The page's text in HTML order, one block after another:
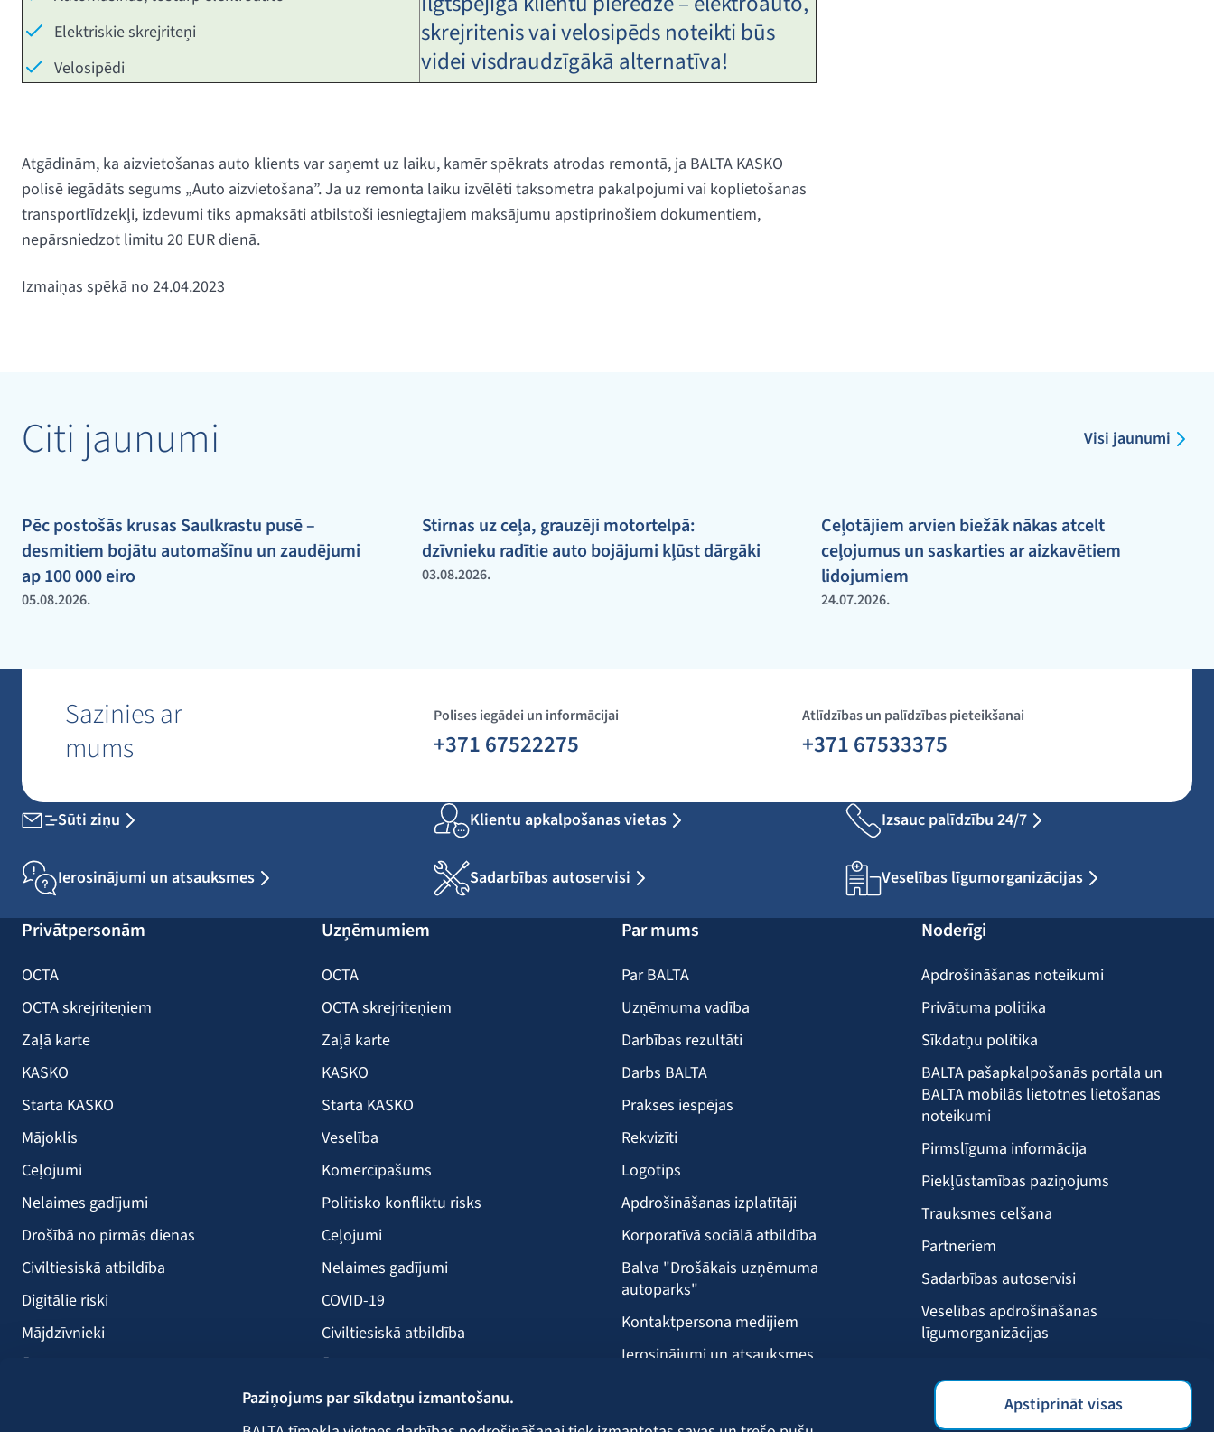
Paziņojums par sīkdatņu izmantošanu.
Apstiprināt visas
Elektriskie skrejriteņi
Velosipēdi
skrejritenis vai velosipēds noteikti būs
videi visdraudzīgākā alternatīva!
Atgādinām, ka aizvietošanas auto klients var saņemt uz laiku, kamēr spēkrats atrodas remontā, ja BALTA KASKO
polisē iegādāts segums „Auto aizvietošana”. Ja uz remonta laiku izvēlēti taksometra pakalpojumi vai koplietošanas
transportlīdzekļi, izdevumi tiks apmaksāti atbilstoši iesniegtajiem maksājumu apstiprinošiem dokumentiem,
nepārsniedzot limitu 20 EUR dienā.
Izmaiņas spēkā no 24.04.2023
Citi jaunumi Visi jaunumi
Pēc postošās krusas Saulkrastu pusē –
desmitiem bojātu automašīnu un zaudējumi
ap 100 000 eiro
05.08.2026.
Stirnas uz ceļa, grauzēji motortelpā:
dzīvnieku radītie auto bojājumi kļūst dārgāki
03.08.2026.
Ceļotājiem arvien biežāk nākas atcelt
ceļojumus un saskarties ar aizkavētiem
lidojumiem
24.07.2026.
Sazinies ar
mums
Polises iegādei un informācijai
+371 67522275
Atlīdzības un palīdzības pieteikšanai
+371 67533375
Sūti ziņu Klientu apkalpošanas vietas Izsauc palīdzību 24/7
Ierosinājumi un atsauksmes Sadarbības autoservisi Veselības līgumorganizācijas
Privātpersonām
OCTA
OCTA skrejriteņiem
Zaļā karte
KASKO
Starta KASKO
Mājoklis
Ceļojumi
Nelaimes gadījumi
Drošībā no pirmās dienas
Civiltiesiskā atbildība
Digitālie riski
Mājdzīvnieki
Ērces
Uzņēmumiem
OCTA
OCTA skrejriteņiem
Zaļā karte
KASKO
Starta KASKO
Veselība
Komercīpašums
Politisko konfliktu risks
Ceļojumi
Nelaimes gadījumi
COVID-19
Civiltiesiskā atbildība
Ērces
Būvniecība
Par mums
Par BALTA
Uzņēmuma vadība
Darbības rezultāti
Darbs BALTA
Prakses iespējas
Rekvizīti
Logotips
Apdrošināšanas izplatītāji
Korporatīvā sociālā atbildība
Balva "Drošākais uzņēmuma
autoparks"
Kontaktpersona medijiem
Ierosinājumi un atsauksmes
Noderīgi
Apdrošināšanas noteikumi
Privātuma politika
Sīkdatņu politika
BALTA pašapkalpošanās portāla un
BALTA mobilās lietotnes lietošanas
noteikumi
Pirmslīguma informācija
Piekļūstamības paziņojums
Trauksmes celšana
Partneriem
Sadarbības autoservisi
Veselības apdrošināšanas
līgumorganizācijas
BALTA mobilā lietotne